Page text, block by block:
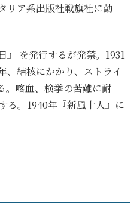
リア系出版社戦旗社に勤
』 を発行するが発禁。1931
、結核にかかり、ストライ
。喀血、検挙の苦難に耐
る。1940年『新風十人』に